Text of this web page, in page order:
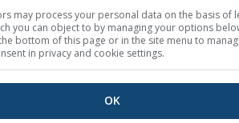
čiarach. Inverzie (veľmi
podmienky) majú kladné
a sú vyfarbené od žltej po
červenú. Hranica medzi
modrou zodpovedá
may process your personal data on the basis of
you can object to by managing your options
bottom of this page or in the site menu to
in privacy and cookie settings.
OK